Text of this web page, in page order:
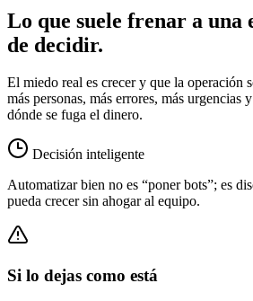
Lo que suele frenar a una
de decidir.
El miedo real es crecer y que la operación
más personas, más errores, más urgencias
dónde se fuga el dinero.
Decisión inteligente
Automatizar bien no es “poner bots”; es
pueda crecer sin ahogar al equipo.
Si lo dejas como está